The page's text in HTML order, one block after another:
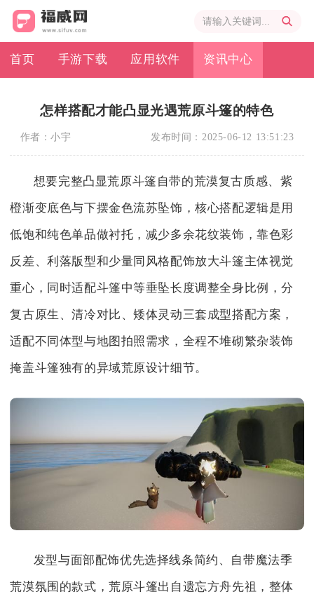
首页 手游下载 应用软件 资讯中心
怎样搭配才能凸显光遇荒原斗篷的特色
作者：小宇 发布时间： 2025-06-12 13:51:23
想要完整凸显荒原斗篷自带的荒漠复古质感、紫
橙渐变底色与下摆金色流苏坠饰，核心搭配逻辑是用
低饱和纯色单品做衬托，减少多余花纹装饰，靠色彩
反差、利落版型和少量同风格配饰放大斗篷主体视觉
重心，同时适配斗篷中等垂坠长度调整全身比例，分
复古原生、清冷对比、矮体灵动三套成型搭配方案，
适配不同体型与地图拍照需求，全程不堆砌繁杂装饰
掩盖斗篷独有的异域荒原设计细节。
发型与面部配饰优先选择线条简约、自带魔法季
荒漠氛围的款式，荒原斗篷出自遗忘方舟先祖，整体